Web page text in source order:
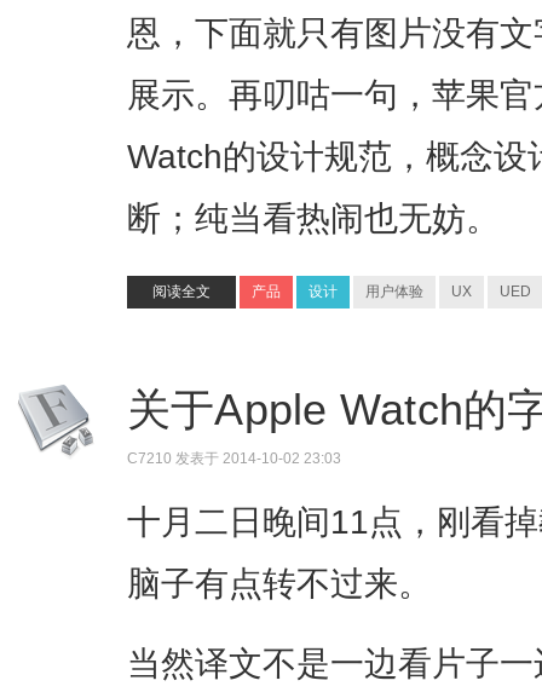
恩，下面就只有图片没有
展示。再叨咕一句，苹果
Watch的设计规范，概念
断；纯当看热闹也无妨。
阅读全文 产品 设计 用户体验 UX UED
关于Apple Watch的
C7210 发表于 2014-10-02 23:03
十月二日晚间11点，刚看
脑子有点转不过来。
当然译文不是一边看片子